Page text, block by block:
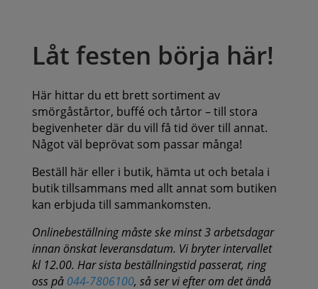
Låt festen börja här!
Här hittar du ett brett sortiment av
smörgåstårtor, buffé och tårtor – till stora
begivenheter där du vill få tid över till annat.
Något väl beprövat som passar många!
Beställ här eller i butik, hämta ut och betala i
butik tillsammans med allt annat som butiken
kan erbjuda till sammankomsten.
Onlinebeställning måste ske minst 3 arbetsdagar
innan önskat leveransdatum. Vi bryter intervallet
kl 12.00. Har sista beställningstid passerat, ring
oss på 044-7806100, så ser vi efter om det ändå